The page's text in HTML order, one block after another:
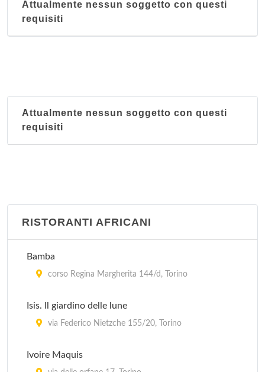
Attualmente nessun soggetto con questi
requisiti
Attualmente nessun soggetto con questi
requisiti
RISTORANTI AFRICANI
Bamba
corso Regina Margherita 144/d, Torino
Isis. Il giardino delle lune
via Federico Nietzche 155/20, Torino
Ivoire Maquis